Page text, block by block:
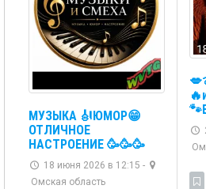
МУЗЫКА 🎻ЮМОР😁
ОТЛИЧНОЕ
НАСТРОЕНИЕ 🥳🥳🥳
18 июня 2026 в 12:15 -
Омская область